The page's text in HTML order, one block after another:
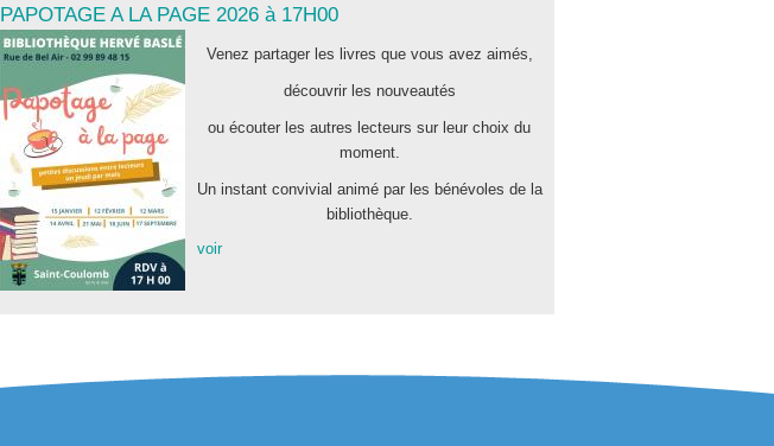
PAPOTAGE A LA PAGE 2026 à 17H00
Venez partager les livres que vous avez aimés,
découvrir les nouveautés
ou écouter les autres lecteurs sur leur choix du
moment.
Un instant convivial animé par les bénévoles de la
bibliothèque.
voir